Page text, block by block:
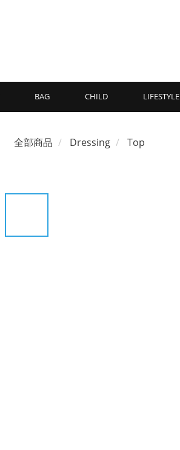
BAG CHILD LIFESTYLE
全部商品 Dressing Top